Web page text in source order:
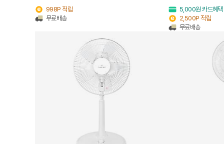
998P 적립
무료배송
5,000원 카드혜택
2,500P 적립
무료배송